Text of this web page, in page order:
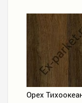
Орех